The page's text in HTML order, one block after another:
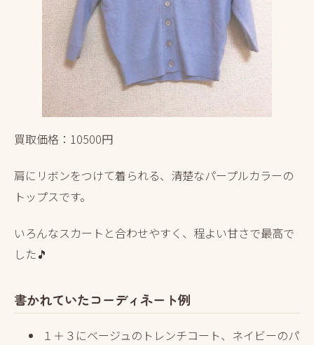
買取価格：10500円
肩にリボンをつけて着られる、清楚なパープルカラーの
トップスです。
いろんなスカートと合わせやすく、程よい甘さで最高で
した🎵
書かれていたコーディネート例
１＋３にベージュのトレンチコート、ネイビーのパ